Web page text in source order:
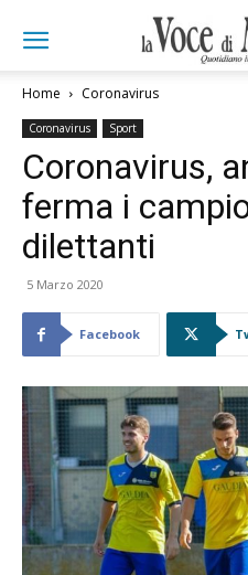
Home Coronavirus
Coronavirus Sport
Coronavirus,
ferma i
dilettanti
5 Marzo 2020
Facebook